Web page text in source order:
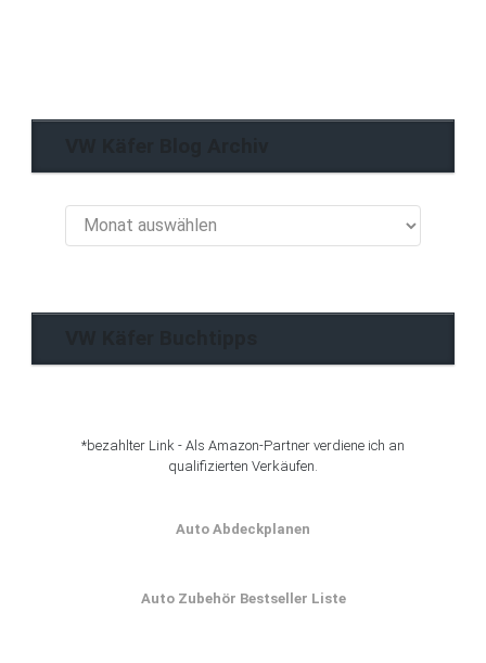
Käfer
*bezahlter Link - Als Amazon-Partner verdiene ich an
qualifizierten Verkäufen.
Auto Abdeckplanen
Auto Zubehör Bestseller Liste